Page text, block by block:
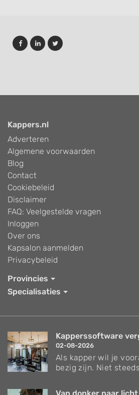
Kappers.nl
Adverteren
Algemene voorwaarden
Blog
Contact
Cookiebeleid
Disclaimer
FAQ: Veelgestelde vragen
Inloggen
Over ons
Kapsalon aanmelden
Privacybeleid
Provincies
Specialisaties
Kapperssoftware
02-08-2026
Als kapper wil je
bezig zijn. Niet